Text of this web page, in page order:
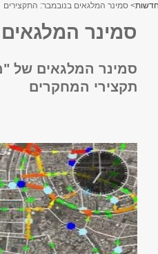
חדשות> סמינר המלגאים בנובמבר: התקצירים
סמינר
תקצירי המחקרים